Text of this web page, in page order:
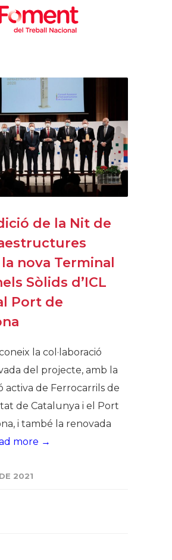
de la Nit de
nova Terminal
Sòlids d’ICL
Port de
la col·laboració
del projecte, amb la
activa de Ferrocarrils de
de Catalunya i el Port
i també la renovada
more →
2021